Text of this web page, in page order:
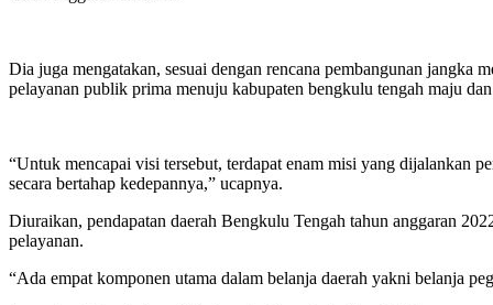
Dia juga mengatakan, sesuai dengan rencana pembangunan
pelayanan publik prima menuju kabupaten bengkulu tengah maju dan
“Untuk mencapai visi tersebut, terdapat enam misi yang dijalankan
secara bertahap kedepannya,” ucapnya.
Diuraikan, pendapatan daerah Bengkulu Tengah tahun anggaran
pelayanan.
“Ada empat komponen utama dalam belanja daerah yakni belanja